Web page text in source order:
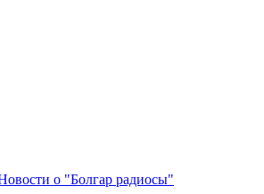
о "Болгар радиосы"